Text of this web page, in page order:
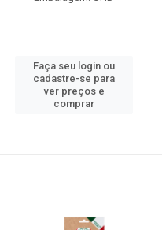
Faça seu login ou
cadastre-se para
ver preços e
comprar